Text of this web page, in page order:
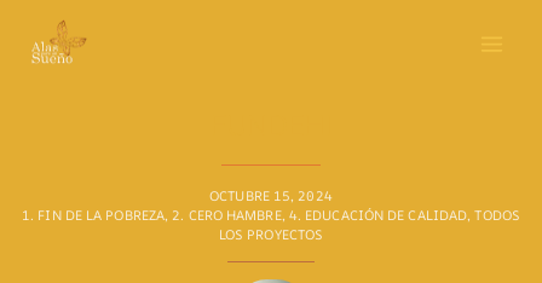
contenido
OCTUBRE 15, 2024
1. FIN DE LA POBREZA,2. CERO HAMBRE, 4. EDUCACIÓN DE CALIDAD,TODOS
LOS PROYECTOS